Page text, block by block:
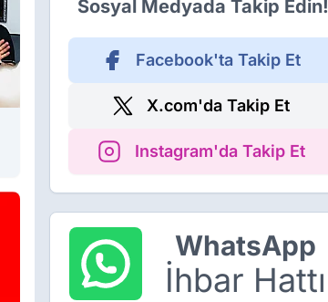
Sosyal Medyada Takip Edin!
Facebook'ta Takip Et
X.com'da Takip Et
Instagram'da Takip Et
WhatsApp
İhbar Hattı